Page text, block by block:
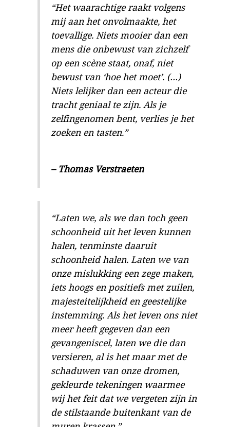
“Het waarachtige raakt volgens
mij aan het onvolmaakte, het
toevallige. Niets mooier dan een
mens die onbewust van zichzelf
op een scène staat, onaf, niet
bewust van ‘hoe het moet’. (…)
Niets lelijker dan een acteur die
tracht geniaal te zijn. Als je
zelfingenomen bent, verlies je het
zoeken en tasten.”
– Thomas Verstraeten
“Laten we, als we dan toch geen
schoonheid uit het leven kunnen
halen, tenminste daaruit
schoonheid halen. Laten we van
onze mislukking een zege maken,
iets hoogs en positiefs met zuilen,
majesteitelijkheid en geestelijke
instemming. Als het leven ons niet
meer heeft gegeven dan een
gevangeniscel, laten we die dan
versieren, al is het maar met de
schaduwen van onze dromen,
gekleurde tekeningen waarmee
wij het feit dat we vergeten zijn in
de stilstaande buitenkant van de